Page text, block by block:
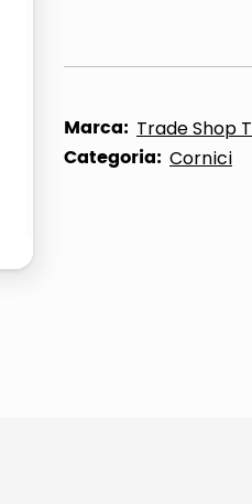
Marca: Trade Shop
Categoria: Cornici